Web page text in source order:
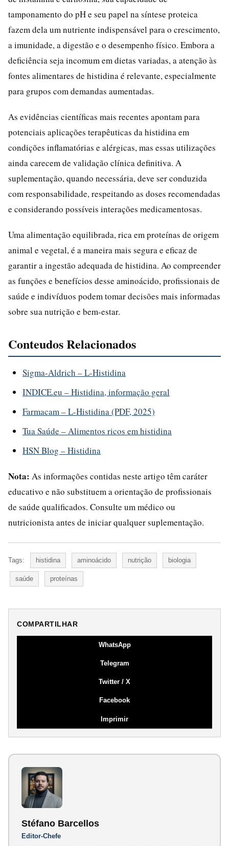
tamponamento do pH e seu papel na síntese proteica
fazem dela um nutriente indispensável para o crescimento,
a imunidade, a digestão e o desempenho físico. Embora a
deficiência seja incomum em dietas variadas, a atenção às
fontes alimentares de histidina é relevante, especialmente
para grupos com demandas aumentadas.
As evidências científicas mais recentes apontam para
potenciais aplicações terapêuticas da histidina em
condições inflamatórias e alérgicas, mas essas utilizações
ainda carecem de validação clínica definitiva. A
suplementação, quando necessária, deve ser conduzida
com responsabilidade, respeitando as doses recomendadas
e considerando possíveis interações medicamentosas.
Uma alimentação equilibrada, rica em proteínas de origem
animal e vegetal, é a maneira mais segura e eficaz de
garantir a ingestão adequada de histidina. Ao compreender
as funções e benefícios desse aminoácido, profissionais de
saúde e indivíduos podem tomar decisões mais informadas
sobre sua nutrição e bem-estar.
Conteudos Relacionados
Sigma-Aldrich – L-Histidina
INDICE.eu – Histidina, informação geral
Farmacam – L-Histidina (PDF, 2025)
Tua Saúde – Alimentos ricos em histidina
HSN Blog – Histidina
Nota: As informações contidas neste artigo têm caráter
educativo e não substituem a orientação de profissionais
de saúde qualificados. Consulte um médico ou
nutricionista antes de iniciar qualquer suplementação.
Tags: histidina aminoácido nutrição biologia
saúde proteínas
COMPARTILHAR
WhatsApp
Telegram
Twitter / X
Facebook
Imprimir
Stéfano Barcellos
Editor-Chefe